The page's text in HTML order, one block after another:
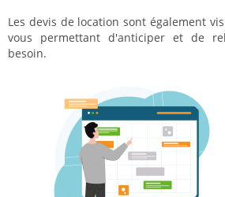
Les devis de location sont également
vous permettant d'anticiper et de
besoin.